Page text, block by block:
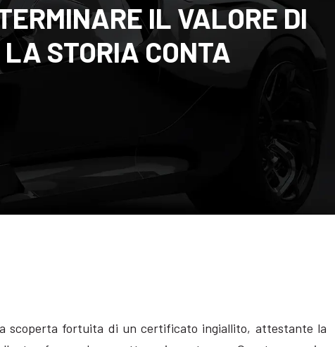
IL VALORE DI
STORIA CONTA
scoperta fortuita di un certificato ingiallito, attestante la